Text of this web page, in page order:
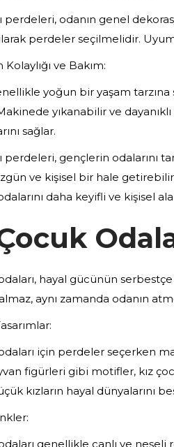
perdeleri, odanın genel
perdeler seçilmelidir.
Kolaylığı ve Bakım:
yoğun bir yaşam tarzına
yıkanabilir ve
sağlar.
perdeleri, gençlerin odalarını
ve kişisel bir hale
daha keyifli ve kişisel
hayal gücünün
aynı zamanda odanın
için perdeler seçerken
figürleri gibi motifler, kız
kızların hayal dünyalarını
genellikle canlı ve